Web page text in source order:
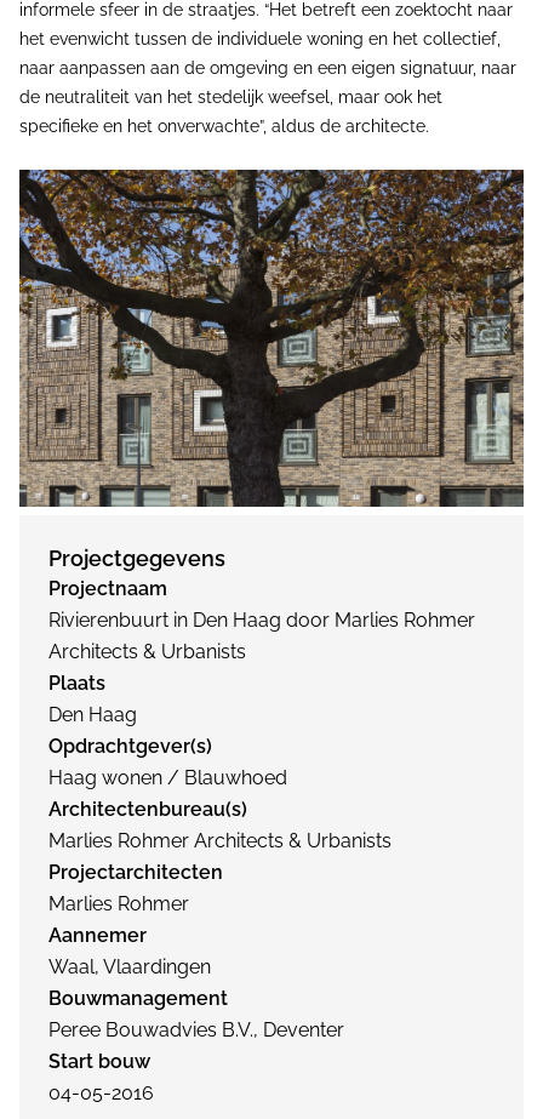
informele sfeer in de straatjes. “Het betreft een zoektocht naar
het evenwicht tussen de individuele woning en het collectief,
naar aanpassen aan de omgeving en een eigen signatuur, naar
de neutraliteit van het stedelijk weefsel, maar ook het
specifieke en het onverwachte”, aldus de architecte.
Projectgegevens
Projectnaam
Rivierenbuurt in Den Haag door Marlies Rohmer
Architects & Urbanists
Plaats
Den Haag
Opdrachtgever(s)
Haag wonen / Blauwhoed
Architectenbureau(s)
Marlies Rohmer Architects & Urbanists
Projectarchitecten
Marlies Rohmer
Aannemer
Waal, Vlaardingen
Bouwmanagement
Peree Bouwadvies B.V., Deventer
Start bouw
04-05-2016